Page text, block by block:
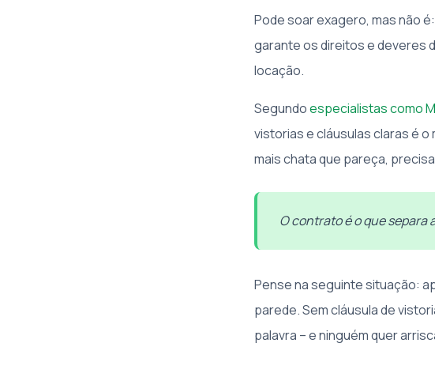
Pode soar exagero, mas não
garante os direitos e deveres
locação.
Segundoespecialistas como
vistorias e cláusulas claras é o
mais chata que pareça,
O contrato é o que
Pense na seguinte situação:
parede. Sem cláusula de
palavra – e ninguém quer